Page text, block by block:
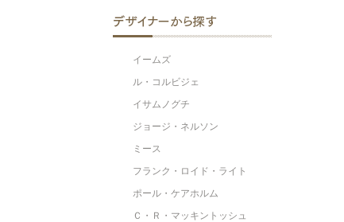
イームズ
ル・コルビジェ
イサムノグチ
ジョージ・ネルソン
ミース
フランク・ロイド・ライト
ポール・ケアホルム
Ｃ・Ｒ・マッキントッシュ